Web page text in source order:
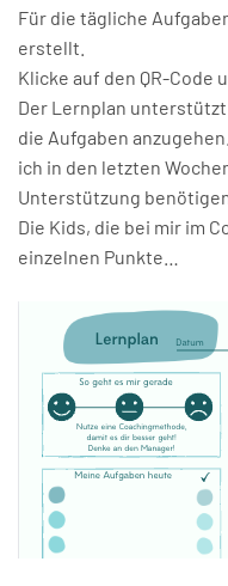
Für die tägliche
erstellt.
Klicke auf den QR-Code
Der Lernplan
die Aufgaben
ich in den letzten
Unterstützung
Die Kids, die bei mir im
einzelnen Punkte…